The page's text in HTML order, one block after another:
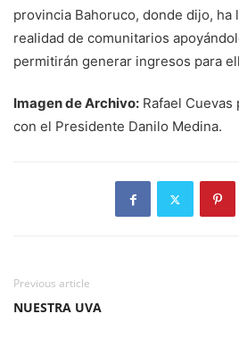
provincia Bahoruco, donde dijo, ha
realidad de comunitarios
permitirán generar ingresos para
Imagen de Archivo: Rafael
con el Presidente Danilo Medina.
Previous article
NUESTRA UVA